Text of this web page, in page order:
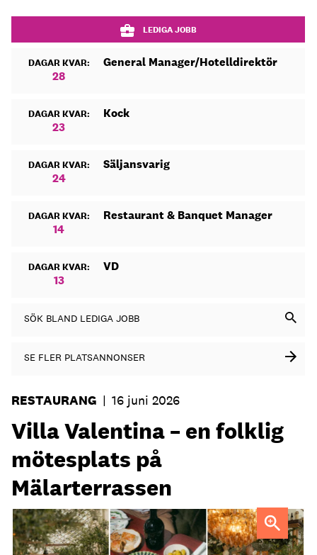
LEDIGA JOBB
DAGAR KVAR:
28
General Manager/Hotelldirektör
DAGAR KVAR:
23
Kock
DAGAR KVAR:
24
Säljansvarig
DAGAR KVAR:
14
Restaurant & Banquet Manager
DAGAR KVAR:
13
VD
SÖK BLAND LEDIGA JOBB
SE FLER PLATSANNONSER
RESTAURANG | 16 juni 2026
Villa Valentina – en folklig
mötesplats på
Mälarterrassen
FOTO: Urban Italian Group